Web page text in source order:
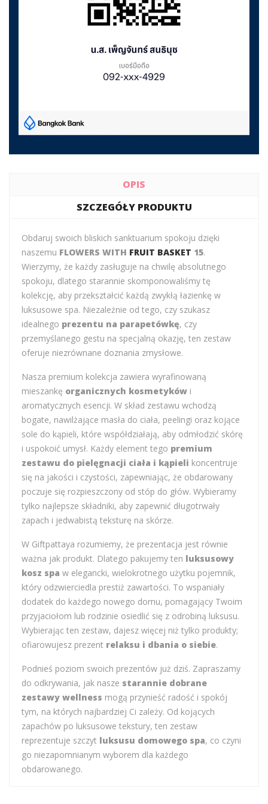
OPIS
SZCZEGÓŁY PRODUKTU
Obdaruj swoich bliskich sanktuarium spokoju dzięki
naszemu FLOWERS WITH FRUIT BASKET 15.
Wierzymy, że każdy zasługuje na chwilę absolutnego
spokoju, dlatego starannie skomponowaliśmy tę
kolekcję, aby przekształcić każdą zwykłą łazienkę w
luksusowe spa. Niezależnie od tego, czy szukasz
idealnego prezentu na parapetówkę, czy
przemyślanego gestu na specjalną okazję, ten zestaw
oferuje niezrównane doznania zmysłowe.
Nasza premium kolekcja zawiera wyrafinowaną
mieszankę organicznych kosmetyków i
aromatycznych esencji. W skład zestawu wchodzą
bogate, nawilżające masła do ciała, peelingi oraz kojące
sole do kąpieli, które współdziałają, aby odmłodzić skórę
i uspokoić umysł. Każdy element tego premium
zestawu do pielęgnacji ciała i kąpieli koncentruje
się na jakości i czystości, zapewniając, że obdarowany
poczuje się rozpieszczony od stóp do głów. Wybieramy
tylko najlepsze składniki, aby zapewnić długotrwały
zapach i jedwabistą teksturę na skórze.
W Giftpattaya rozumiemy, że prezentacja jest równie
ważna jak produkt. Dlatego pakujemy ten luksusowy
kosz spa w elegancki, wielokrotnego użytku pojemnik,
który odzwierciedla prestiż zawartości. To wspaniały
dodatek do każdego nowego domu, pomagający Twoim
przyjaciołom lub rodzinie osiedlić się z odrobiną luksusu.
Wybierając ten zestaw, dajesz więcej niż tylko produkty;
ofiarowujesz prezent relaksu i dbania o siebie.
Podnieś poziom swoich prezentów już dziś. Zapraszamy
do odkrywania, jak nasze starannie dobrane
zestawy wellness mogą przynieść radość i spokój
tym, na których najbardziej Ci zależy. Od kojących
zapachów po luksusowe tekstury, ten zestaw
reprezentuje szczyt luksusu domowego spa, co czyni
go niezapomnianym wyborem dla każdego
obdarowanego.